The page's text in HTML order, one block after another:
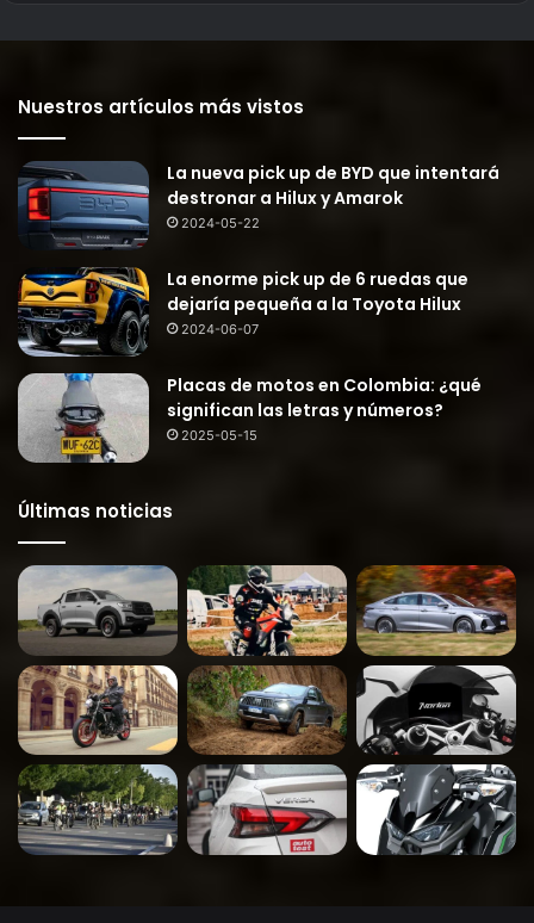
Nuestros artículos más vistos
La nueva pick up de BYD que intentará
destronar a Hilux y Amarok
2024-05-22
La enorme pick up de 6 ruedas que
dejaría pequeña a la Toyota Hilux
2024-06-07
Placas de motos en Colombia: ¿qué
significan las letras y números?
2025-05-15
Últimas noticias